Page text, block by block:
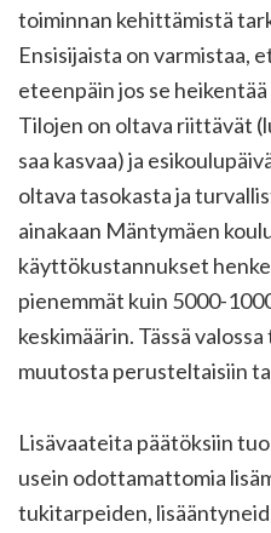
toiminnan kehittämistä
Ensisijaista on varmistaa,
eteenpäin jos se
Tilojen on oltava riittävät
saa kasvaa) ja
oltava tasokasta ja
ainakaan Mäntymäen
käyttökustannukset
pienemmät kuin 5000-
keskimäärin. Tässä
muutosta perusteltaisiin
Lisävaateita päätöksiin
usein odottamattomia
tukitarpeiden,